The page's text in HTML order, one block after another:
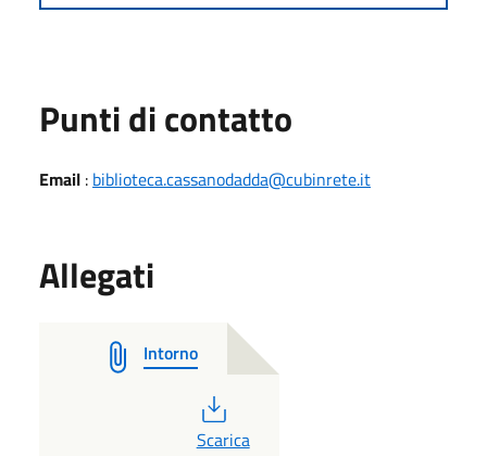
Punti di contatto
Email : biblioteca.cassanodadda@cubinrete.it
Allegati
Intorno
PDF
Scarica